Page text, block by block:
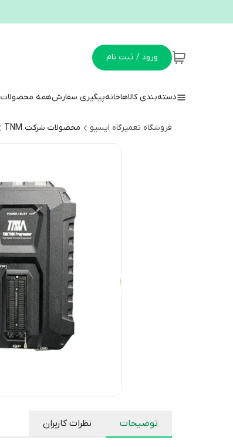
ورود / ثبت نام
دسته‌بندی کالاهاخانهپیگیری سفارشهمه محصولات
فروشگاه تعمیرگاه ایسیو محصولات شرکت TNM
توضیحات نظرات کاربران